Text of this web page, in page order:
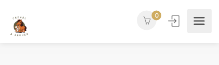
0